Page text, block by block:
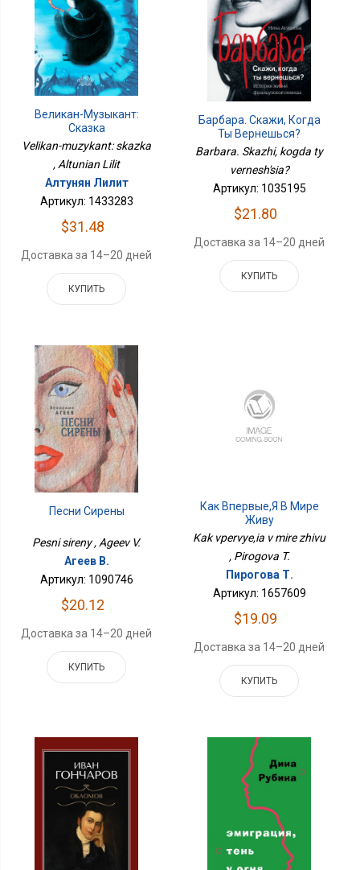
Великан-Музыкант:
Сказка
Velikan-muzykant: skazka
, Altunian Lilit
Алтунян Лилит
Артикул: 1433283
$31.48
Доставка за 14–20 дней
КУПИТЬ
Барбара. Скажи, Когда
Ты Вернешься?
Barbara. Skazhi, kogda ty
vernesh'sia?
Артикул: 1035195
$21.80
Доставка за 14–20 дней
КУПИТЬ
Песни Сирены
Pesni sireny , Ageev V.
Агеев В.
Артикул: 1090746
$20.12
Доставка за 14–20 дней
КУПИТЬ
Как Впервые,я В Мире
Живу
Kak vpervye,ia v mire zhivu
, Pirogova T.
Пирогова Т.
Артикул: 1657609
$19.09
Доставка за 14–20 дней
КУПИТЬ